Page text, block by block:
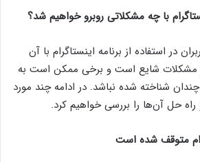
با چه مشکلاتی روبرو خواهیم شد؟
در استفاده از برنامه اینستاگرام با آن
مشکلات شایع است و برخی ممکن است به
شناخته شده نباشد. در ادامه چند مورد
راه حل آن‌ها را بررسی خواهیم کرد.
متوقف شده است